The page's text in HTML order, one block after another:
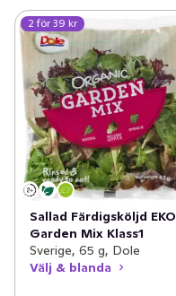
2 för 39 kr
Sallad Färdigsköljd EKO
Garden Mix Klass1
Sverige, 65 g, Dole
Välj & blanda